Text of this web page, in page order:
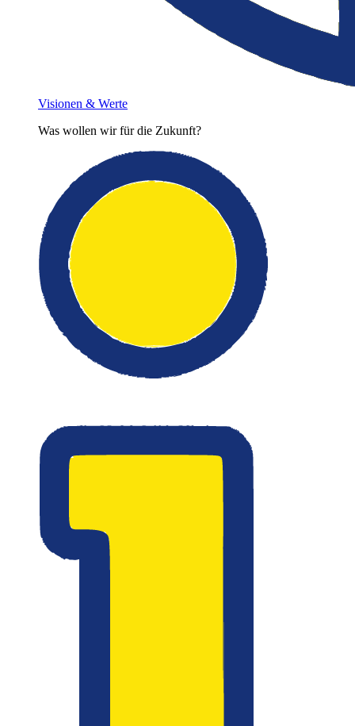
Visionen & Werte
Was wollen wir für die Zukunft?